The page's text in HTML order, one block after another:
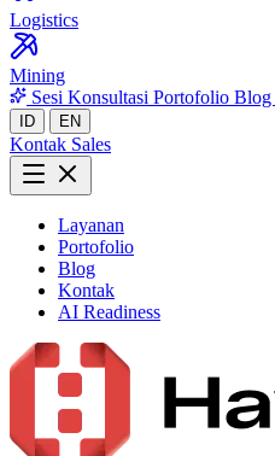
Logistics
Mining
Sesi Konsultasi Portofolio Blog
ID EN
Kontak Sales
Layanan
Portofolio
Blog
Kontak
AI Readiness